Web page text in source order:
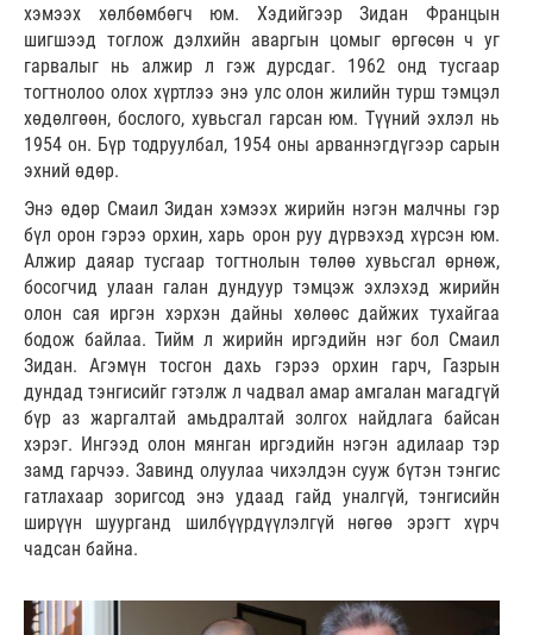
хэмээх хөлбөмбөгч юм. Хэдийгээр Зидан Францын
шигшээд тоглож дэлхийн аваргын цомыг өргөсөн ч уг
гарвалыг нь алжир л гэж дурсдаг. 1962 онд тусгаар
тогтнолоо олох хүртлээ энэ улс олон жилийн турш тэмцэл
хөдөлгөөн, бослого, хувьсгал гарсан юм. Түүний эхлэл нь
1954 он. Бүр тодруулбал, 1954 оны арваннэгдүгээр сарын
эхний өдөр.
Энэ өдөр Смаил Зидан хэмээх жирийн нэгэн малчны гэр
бүл орон гэрээ орхин, харь орон руу дүрвэхэд хүрсэн юм.
Алжир даяар тусгаар тогтнолын төлөө хувьсгал өрнөж,
босогчид улаан галан дундуур тэмцэж эхлэхэд жирийн
олон сая иргэн хэрхэн дайны хөлөөс дайжих тухайгаа
бодож байлаа. Тийм л жирийн иргэдийн нэг бол Смаил
Зидан. Агэмүн тосгон дахь гэрээ орхин гарч, Газрын
дундад тэнгисийг гэтэлж л чадвал амар амгалан магадгүй
бүр аз жаргалтай амьдралтай золгох найдлага байсан
хэрэг. Ингээд олон мянган иргэдийн нэгэн адилаар тэр
замд гарчээ. Завинд олуулаа чихэлдэн сууж бүтэн тэнгис
гатлахаар зоригсод энэ удаад гайд уналгүй, тэнгисийн
ширүүн шуурганд шилбүүрдүүлэлгүй нөгөө эрэгт хүрч
чадсан байна.